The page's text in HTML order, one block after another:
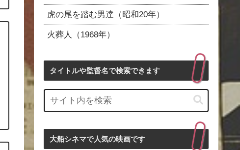
虎の尾を踏む男達（昭和20年）
火葬人（1968年）
タイトルや監督名で検索できます
大船シネマで人気の映画です